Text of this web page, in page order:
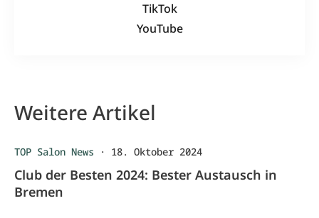
TikTok
YouTube
Weitere Artikel
TOP Salon News · 18. Oktober 2024
Club der Besten 2024: Bester Austausch in
Bremen